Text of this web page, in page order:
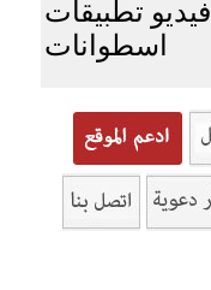
فيديو تطبيقات
اسطوانات